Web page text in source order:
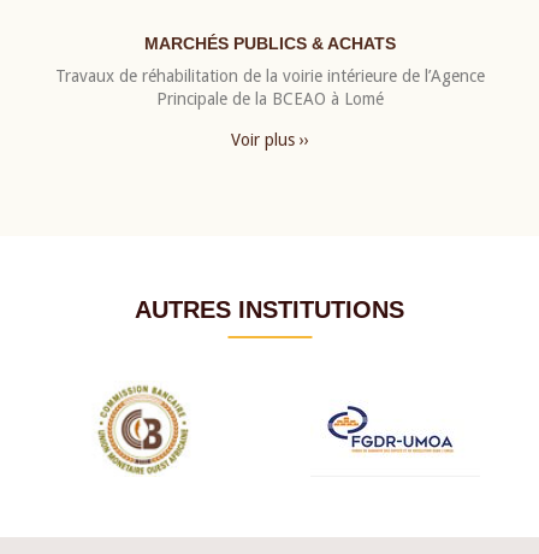
MARCHÉS PUBLICS & ACHATS
Travaux de réhabilitation de la voirie intérieure de l’Agence
Principale de la BCEAO à Lomé
Voir plus ››
AUTRES INSTITUTIONS